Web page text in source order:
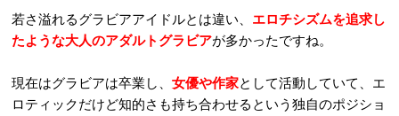
若さ溢れるグラビアアイドルとは違い、 エロチシズムを追求し
たような大人のアダルトグラビアが多かったですね。
現在はグラビアは卒業し、 女優や作家として活動していて、エ
ロティックだけど知的さも持ち合わせるという独自のポジショ